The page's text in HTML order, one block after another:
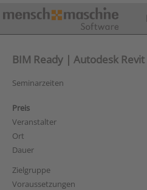
BIM Ready | Autodesk
Seminarzeiten
Preis
Veranstalter
Ort
Dauer
Zielgruppe
Voraussetzungen